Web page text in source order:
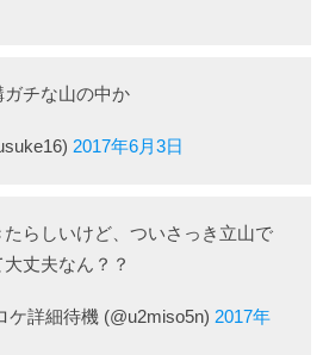
チな山の中か
2017年6月3日
らしいけど、ついさっき立山で
丈夫なん？？
詳細待機 (@u2miso5n) 2017年